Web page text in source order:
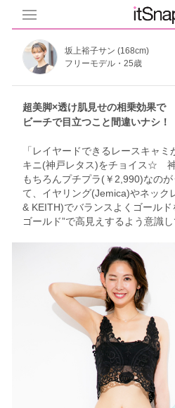
坂上裕子サン (168cm)
フリーモデル・25歳
超美脚×透け肌見せの相乗効果で
ビーチで目立つこと間違いナシ！
「レイヤードできるレースキャ
キニ(神戸レタス)をチョイス☆ 神
もちろんプチプラ(￥2,990)なの
て、イヤリング(Jemica)やネック
& KEITH)でバランスよくゴール
ゴールド”で高見えするよう意識し